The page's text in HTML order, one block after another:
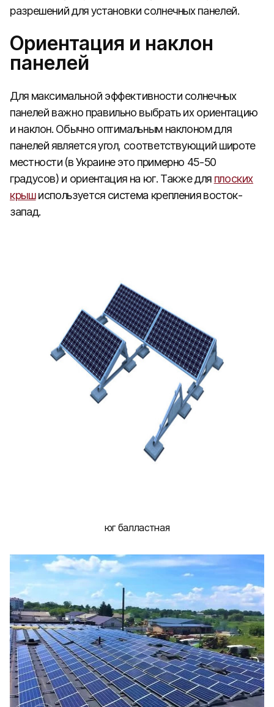
разрешений для установки солнечных панелей.
Ориентация и наклон
панелей
Для максимальной эффективности солнечных
панелей важно правильно выбрать их ориентацию
и наклон. Обычно оптимальным наклоном для
панелей является угол, соответствующий широте
местности (в Украине это примерно 45-50
градусов) и ориентация на юг. Также для плоских
крышиспользуется система крепления восток-
запад.
юг балластная